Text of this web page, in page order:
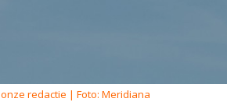
onze redactie | Foto: Meridiana